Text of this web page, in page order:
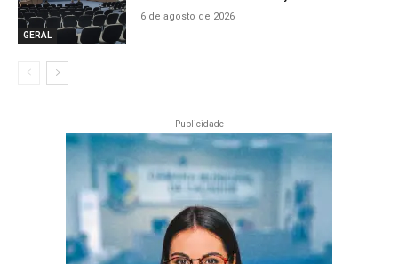
GERAL
6 de agosto de 2026
Publicidade